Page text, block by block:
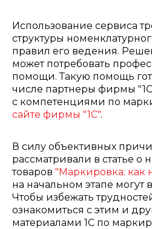
Использование сервиса
структуры
правил его ведения.
может потребовать
помощи. Такую помощь
числе партнеры фирмы
с компетенциями по
сайте фирмы "1С".
В силу объективных
рассматривали в статье о
товаров "Маркировка: как
на начальном этапе могут
Чтобы избежать
ознакомиться с этим и
материалами 1С по